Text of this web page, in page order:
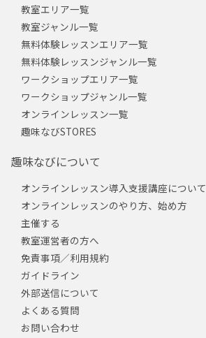
教室エリア一覧
教室ジャンル一覧
無料体験レッスンエリア一覧
無料体験レッスンジャンル一覧
ワークショップエリア一覧
ワークショップジャンル一覧
オンラインレッスン一覧
趣味なびSTORES
趣味なびについて
オンラインレッスン導入支援講座について
オンラインレッスンのやり方、始め方
主催する
教室運営者の方へ
免責事項／利用規約
ガイドライン
外部送信について
よくある質問
お問い合わせ